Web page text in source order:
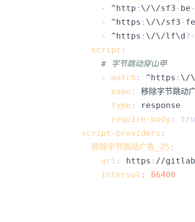
- ^http : \/\/sf3- be-
-
^https : \/\/sf3- fe
-
^https : \/\/lf\d? -
script :
# 字节跳动穿山甲
-
match : ^https : \/
name :
type :
require-body :
script-providers :
移除字节跳动广告_25 :
url : https : //
interval : 86400